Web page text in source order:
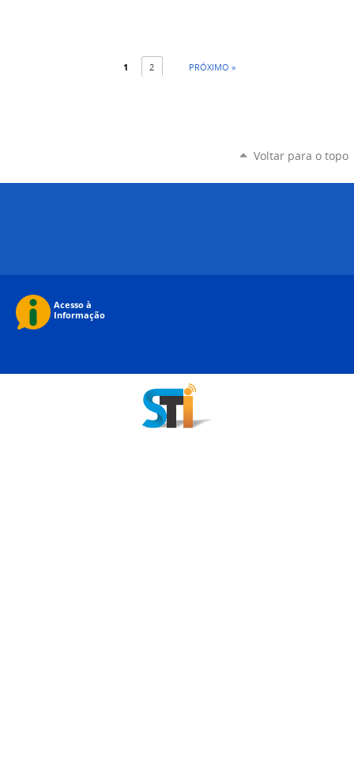
1 2 PRÓXIMO »
Voltar para o topo